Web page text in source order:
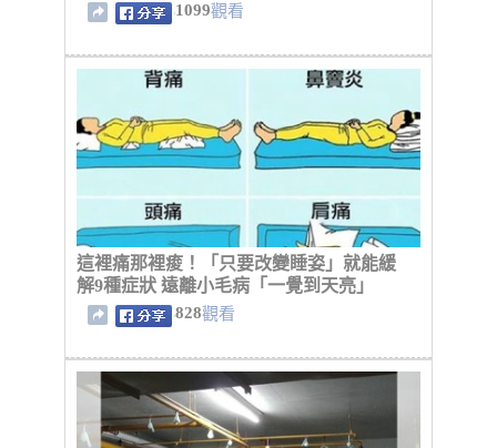
1099觀看
這裡痛那裡痠！「只要改變睡姿」就能緩
解9種症狀 遠離小毛病「一覺到天亮」
828觀看